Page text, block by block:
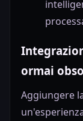
ormai
Aggiungere